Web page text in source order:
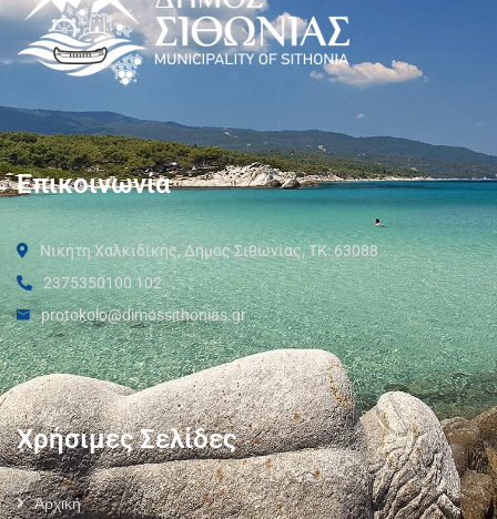
Επικοινωνία
Νικήτη Χαλκιδικής, Δήμος Σιθωνίας, ΤΚ: 63088
2375350100 102
protokolo@dimossithonias.gr
Χρήσιμες Σελίδες
Αρχική